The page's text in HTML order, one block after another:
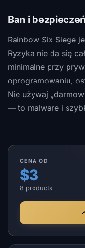
Ban i
Rainbow Six Siege
Ryzyka nie da się
minimalne przy
oprogramowaniu,
Nie używaj
— to malware i
CENA OD
$3
8 products